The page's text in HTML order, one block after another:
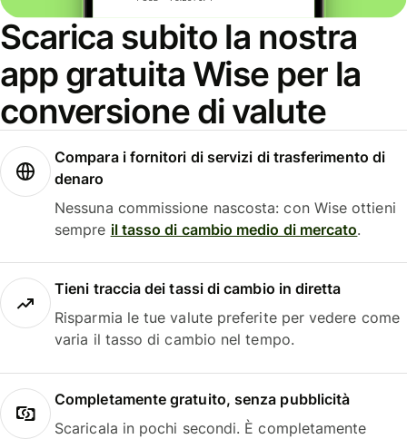
Scarica subito la nostra
app gratuita Wise per la
conversione di valute
Compara i fornitori di servizi di trasferimento di
denaro
Nessuna commissione nascosta: con Wise ottieni
sempre il tasso di cambio medio di mercato.
Tieni traccia dei tassi di cambio in diretta
Risparmia le tue valute preferite per vedere come
varia il tasso di cambio nel tempo.
Completamente gratuito, senza pubblicità
Scaricala in pochi secondi. È completamente